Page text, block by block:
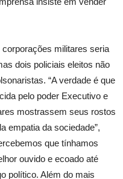
militares seria
dois policiais eleitos não
“A verdade é que
pelo poder Executivo e
mostrassem seus rostos
empatia da sociedade”,
que tínhamos
ouvido e ecoado até
político. Além do mais